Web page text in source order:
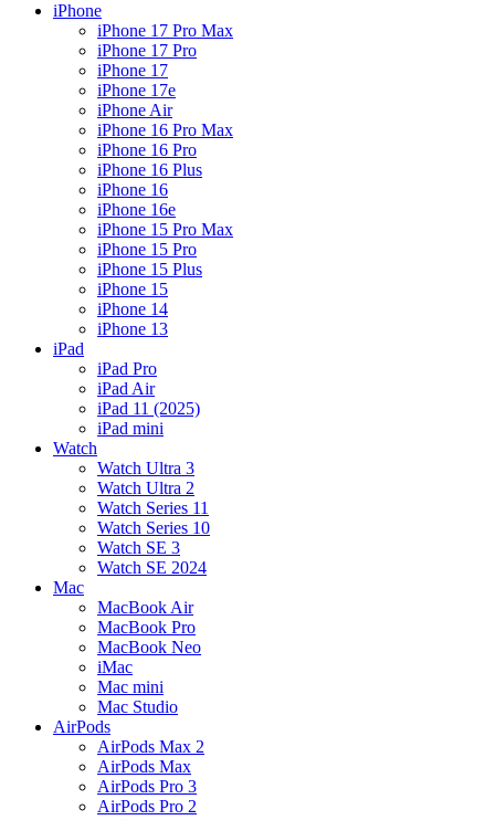
iPhone
iPhone 17 Pro Max
iPhone 17 Pro
iPhone 17
iPhone 17e
iPhone Air
iPhone 16 Pro Max
iPhone 16 Pro
iPhone 16 Plus
iPhone 16
iPhone 16e
iPhone 15 Pro Max
iPhone 15 Pro
iPhone 15 Plus
iPhone 15
iPhone 14
iPhone 13
iPad
iPad Pro
iPad Air
iPad 11 (2025)
iPad mini
Watch
Watch Ultra 3
Watch Ultra 2
Watch Series 11
Watch Series 10
Watch SE 3
Watch SE 2024
Mac
MacBook Air
MacBook Pro
MacBook Neo
iMac
Mac mini
Mac Studio
AirPods
AirPods Max 2
AirPods Max
AirPods Pro 3
AirPods Pro 2